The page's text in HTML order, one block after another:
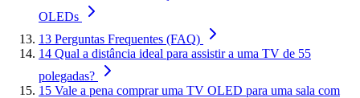
OLEDs
13 Perguntas Frequentes (FAQ)
14 Qual a distância ideal para assistir a uma TV de 55
polegadas?
15 Vale a pena comprar uma TV OLED para uma sala com